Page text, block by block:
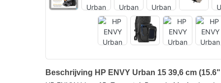
Beschrijving HP ENVY Urban 15 39,6 cm